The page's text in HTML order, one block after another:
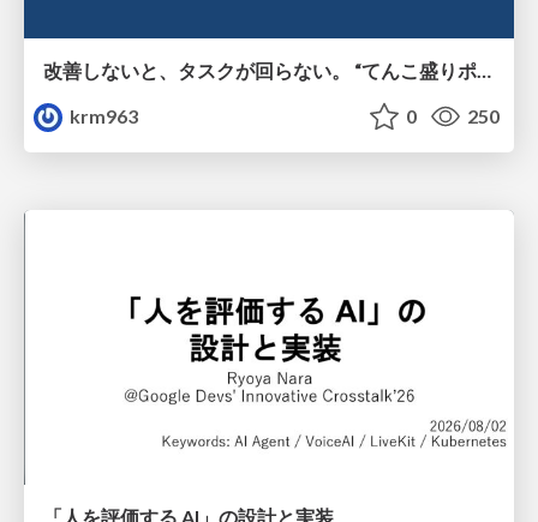
krm963
0 250
「人を評価する AI」の 設計と実装